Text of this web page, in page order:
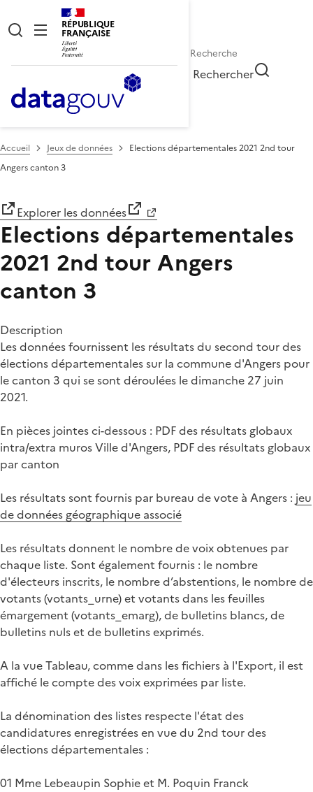
RÉPUBLIQUE
FRANÇAISE
Rechercher
Accueil Jeux de données
Elections départementales 2021 2nd tour
Angers canton 3
Explorer les données
Elections départementales
2021 2nd tour Angers
canton 3
Description
Les données fournissent les résultats du second tour des
élections départementales sur la commune d'Angers pour
le canton 3 qui se sont déroulées le dimanche 27 juin
2021.
En pièces jointes ci-dessous : PDF des résultats globaux
intra/extra muros Ville d'Angers, PDF des résultats globaux
par canton
Les résultats sont fournis par bureau de vote à Angers : jeu
de données géographique associé
Les résultats donnent le nombre de voix obtenues par
chaque liste. Sont également fournis : le nombre
d'électeurs inscrits, le nombre d’abstentions, le nombre de
votants (votants_urne) et votants dans les feuilles
émargement (votants_emarg), de bulletins blancs, de
bulletins nuls et de bulletins exprimés.
A la vue Tableau, comme dans les fichiers à l'Export, il est
affiché le compte des voix exprimées par liste.
La dénomination des listes respecte l'état des
candidatures enregistrées en vue du 2nd tour des
élections départementales :
01 Mme Lebeaupin Sophie et M. Poquin Franck